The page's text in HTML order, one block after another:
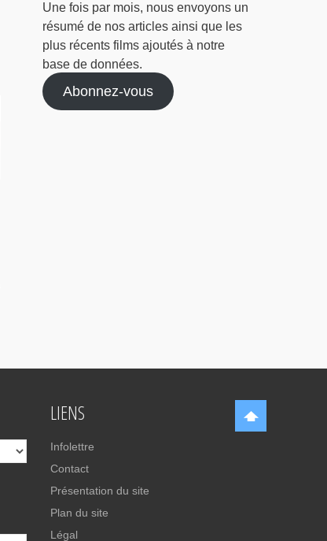
Une fois par mois, nous envoyons un
résumé de nos articles ainsi que les
plus récents films ajoutés à notre
base de données.
Abonnez-vous
LIENS
Infolettre
Contact
Présentation du site
Plan du site
Légal